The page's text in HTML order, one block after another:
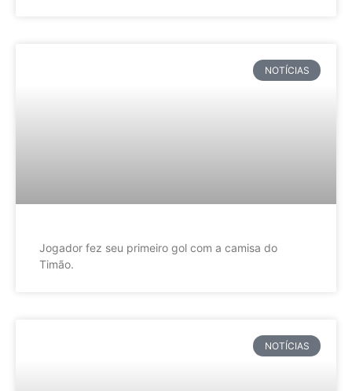
NOTÍCIAS
Jogador fez seu primeiro gol com a camisa do
Timão.
NOTÍCIAS